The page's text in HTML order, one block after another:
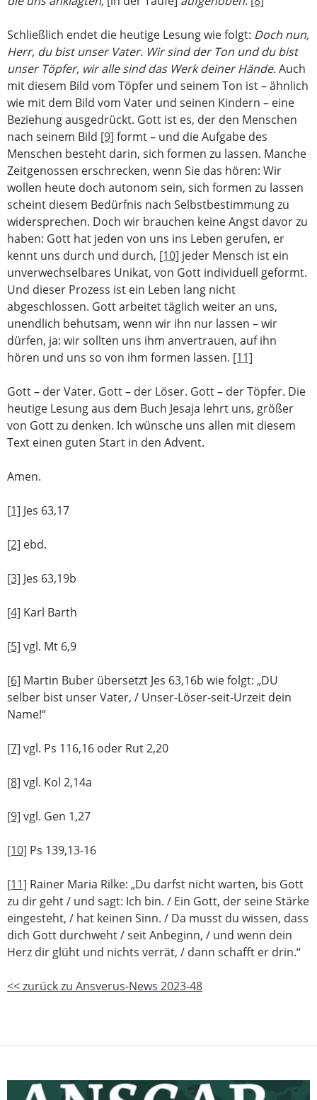
Schließlich endet die heutige Lesung wie folgt: Doch nun,
Herr, du bist unser Vater. Wir sind der Ton und du bist
unser Töpfer, wir alle sind das Werk deiner Hände.Auch
mit diesem Bild vom Töpfer und seinem Ton ist – ähnlich
wie mit dem Bild vom Vater und seinen Kindern – eine
Beziehung ausgedrückt. Gott ist es, der den Menschen
nach seinem Bild [9] formt – und die Aufgabe des
Menschen besteht darin, sich formen zu lassen. Manche
Zeitgenossen erschrecken, wenn Sie das hören: Wir
wollen heute doch autonom sein, sich formen zu lassen
scheint diesem Bedürfnis nach Selbstbestimmung zu
widersprechen. Doch wir brauchen keine Angst davor zu
haben: Gott hat jeden von uns ins Leben gerufen, er
kennt uns durch und durch, [10] jeder Mensch ist ein
unverwechselbares Unikat, von Gott individuell geformt.
Und dieser Prozess ist ein Leben lang nicht
abgeschlossen. Gott arbeitet täglich weiter an uns,
unendlich behutsam, wenn wir ihn nur lassen – wir
dürfen, ja: wir sollten uns ihm anvertrauen, auf ihn
hören und uns so von ihm formen lassen. [11]
Gott – der Vater. Gott – der Löser. Gott – der Töpfer. Die
heutige Lesung aus dem Buch Jesaja lehrt uns, größer
von Gott zu denken. Ich wünsche uns allen mit diesem
Text einen guten Start in den Advent.
Amen.
[1] Jes 63,17
[2] ebd.
[3] Jes 63,19b
[4] Karl Barth
[5] vgl. Mt 6,9
[6] Martin Buber übersetzt Jes 63,16b wie folgt: „DU
selber bist unser Vater, / Unser-Löser-seit-Urzeit dein
Name!“
[7] vgl. Ps 116,16 oder Rut 2,20
[8] vgl. Kol 2,14a
[9] vgl. Gen 1,27
[10] Ps 139,13-16
[11] Rainer Maria Rilke: „Du darfst nicht warten, bis Gott
zu dir geht / und sagt: Ich bin. / Ein Gott, der seine Stärke
eingesteht, / hat keinen Sinn. / Da musst du wissen, dass
dich Gott durchweht / seit Anbeginn, / und wenn dein
Herz dir glüht und nichts verrät, / dann schafft er drin.“
<< zurück zu Ansverus-News 2023-48